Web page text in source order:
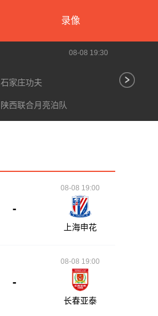
录像
08-08 19:30
石家庄功夫
陕西联合月亮泊队
-
08-08 19:00
上海申花
-
08-08 19:00
长春亚泰